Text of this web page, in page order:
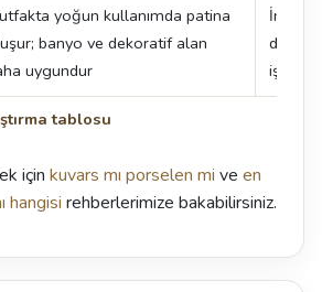
tablosu
yoğun kullanımda patina
banyo ve dekoratif alan
uygundur
İnce
işçilik
için kuvars mı porselen mi ve en
hangisi rehberlerimize bakabilirsiniz.